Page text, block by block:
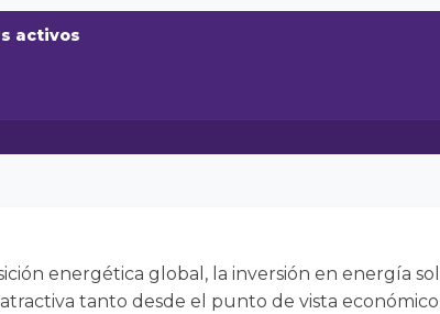
activos
energética global, la inversión en energía
tanto desde el punto de vista económico